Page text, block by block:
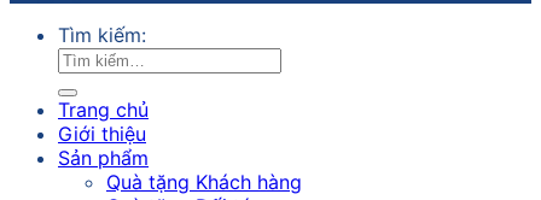
Tìm kiếm:
Trang chủ
Giới thiệu
Sản phẩm
Quà tặng Khách hàng